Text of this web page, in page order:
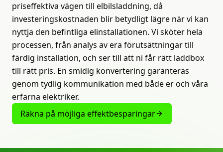
priseffektiva vägen till elbilsladdning, då
investeringskostnaden blir betydligt lägre när vi kan
nyttja den befintliga elinstallationen. Vi sköter hela
processen, från analys av era förutsättningar till
färdig installation, och ser till att ni får rätt laddbox
till rätt pris. En smidig konvertering garanteras
genom tydlig kommunikation med både er och våra
erfarna elektriker.
Räkna på möjliga effektbesparingar